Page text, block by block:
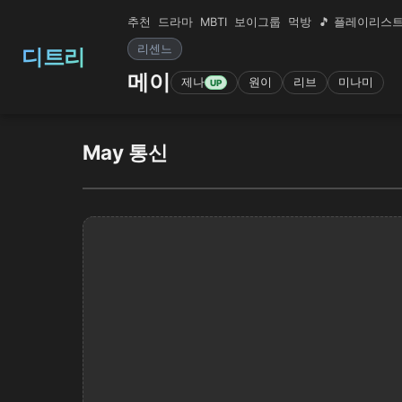
디트리
추천 드라마 MBTI 보이그룹 먹방
🎵 플레이리스트
리센느
메이 제나 UP 원이 리브 미나미
May 통신